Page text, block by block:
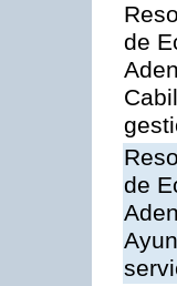
de
de